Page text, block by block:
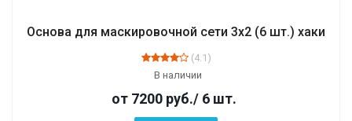
Основа для маскировочной сети 3х2 (6 шт.) хаки
(4.1)
В наличии
от 7200 руб./ 6 шт.